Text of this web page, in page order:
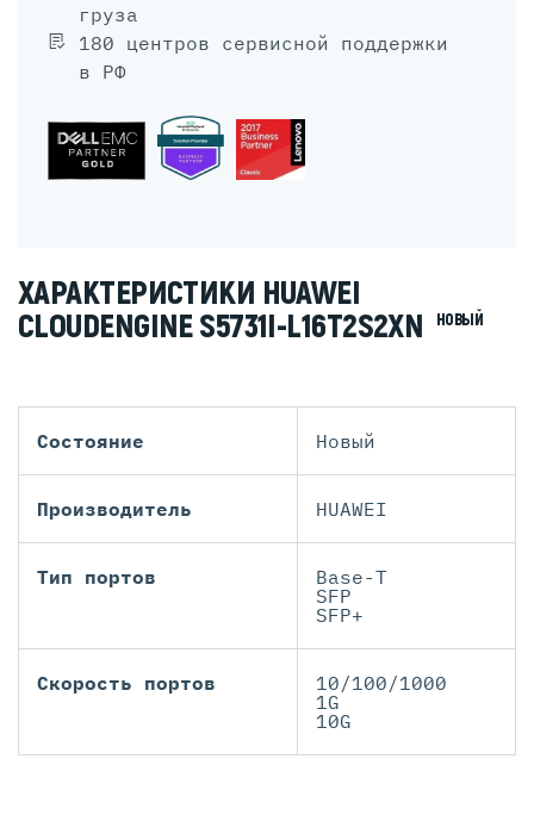
груза
180 центров сервисной поддержки
в РФ
ХАРАКТЕРИСТИКИ HUAWEI
CLOUDENGINE S5731I-L16T2S2XN
НОВЫЙ
Состояние Новый
Производитель HUAWEI
Тип портов
Base-T
SFP
SFP+
Скорость портов
10/100/1000
1G
10G